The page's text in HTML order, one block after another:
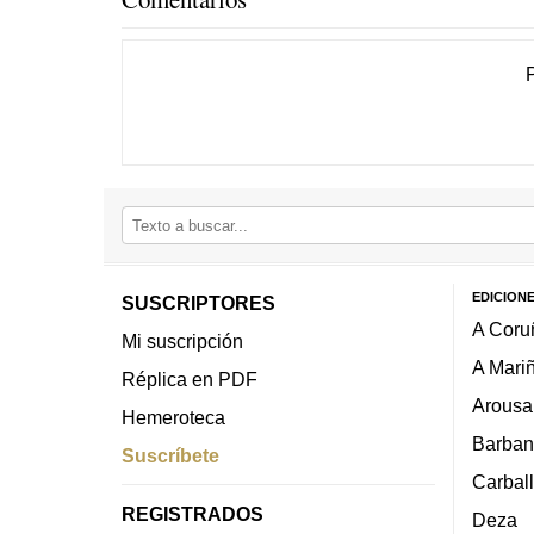
SUSCRIPTORES
Mi suscripción
Réplica en PDF
Hemeroteca
Suscríbete
REGISTRADOS
A
A
Arousa
Deza